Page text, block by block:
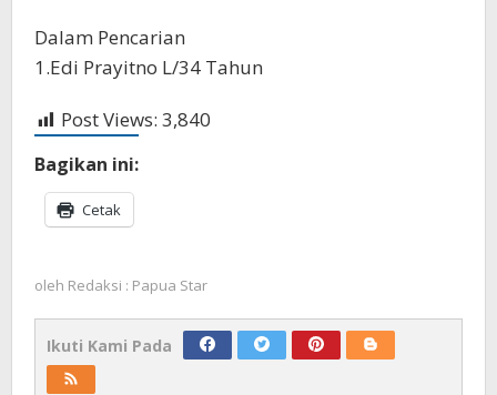
Dalam Pencarian
1.Edi Prayitno L/34 Tahun
Post Views: 3,840
Bagikan ini:
Cetak
oleh Redaksi : Papua Star
Ikuti Kami Pada